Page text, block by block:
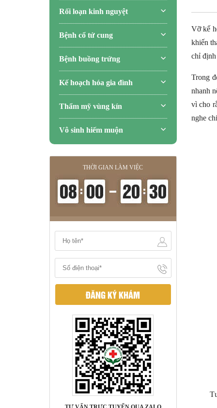
Vỡ kế
khiến
chỉ định
Trong
nhanh
vì cho
nghe
Rối loạn kinh nguyệt
Bệnh cổ tử cung
Bệnh buồng trứng
Kế hoạch hóa gia đình
Thẩm mỹ vùng kín
Vô sinh hiếm muộn
THỜI GIAN LÀM VIỆC
ĐĂNG KÝ KHÁM